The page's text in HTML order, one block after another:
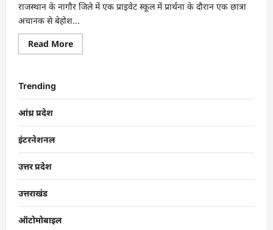
राजस्थान के नागौर जिले में एक प्राइवेट स्कूल में प्रार्थना के दौरान एक छात्रा
अचानक से बेहोश...
Read More
Trending
आंध्र प्रदेश
इंटरनेशनल
उत्तर प्रदेश
उत्तराखंड
ऑटोमोबाइल